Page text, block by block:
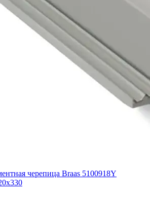
черепица Braas 5100918Y